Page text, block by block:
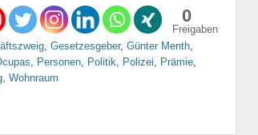
0
Freigaben
, Gesetzesgeber, Günter Menth,
, Personen, Politik, Polizei, Prämie,
, Wohnraum